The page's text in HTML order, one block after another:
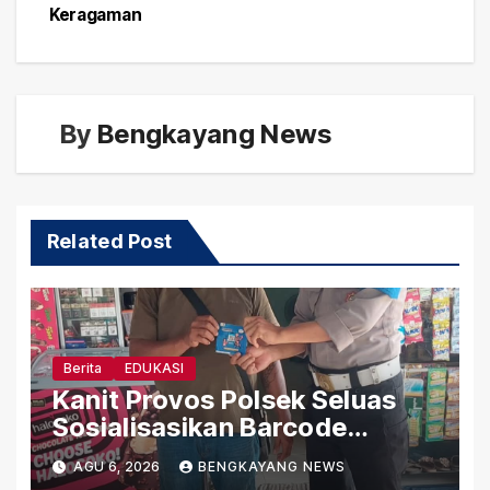
Keragaman
By Bengkayang News
Related Post
Berita EDUKASI
Kanit Provos Polsek Seluas
Sosialisasikan Barcode
Pengaduan Cepat Propam
Polri kepada Masyarakat Desa
AGU 6, 2026 BENGKAYANG NEWS